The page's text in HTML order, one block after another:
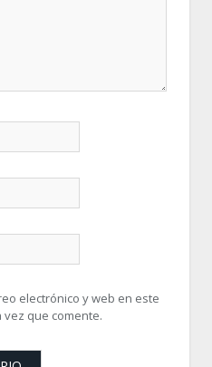
electrónico y web en este
que comente.